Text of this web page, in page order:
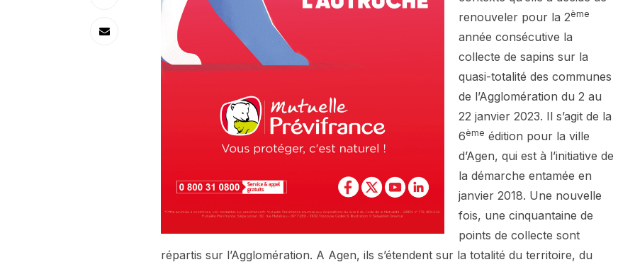
renouveler pour la 2ème
année consécutive la
collecte de sapins sur la
quasi-totalité des communes
de l’Agglomération du 2 au
22 janvier 2023. Il s’agit de la
6ème édition pour la ville
d’Agen, qui est à l’initiative de
la démarche entamée en
janvier 2018. Une nouvelle
fois, une cinquantaine de
points de collecte sont
répartis sur l’Agglomération. A Agen, ils s’étendent sur la totalité du territoire, du